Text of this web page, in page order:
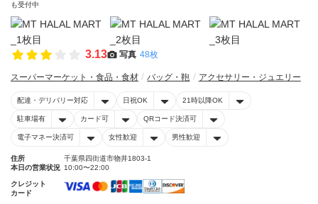
も受付中
3.13 写真 48枚
スーパーマーケット・食品・食材 バッグ・鞄 アクセサリー・ジュエリー
配達・デリバリー対応 日祝OK 21時以降OK
駐車場有 カード可 QRコード決済可
電子マネー決済可 女性歓迎 男性歓迎
住所
千葉県四街道市物井1803-1
本日の営業状況 10:00〜22:00
クレジット
カード